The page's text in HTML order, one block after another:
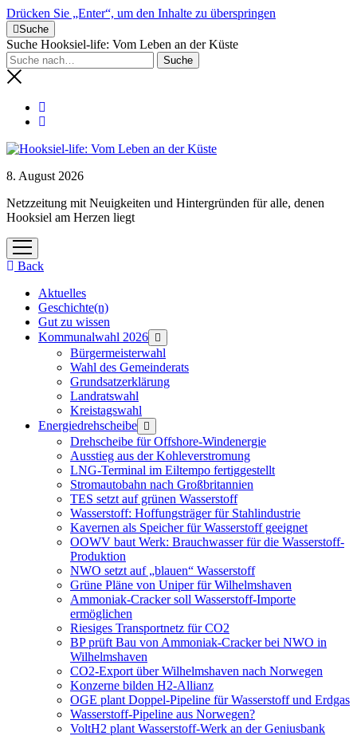
Drücken Sie „Enter“, um den Inhalte zu überspringen
Suche
Suche Hooksiel-life: Vom Leben an der Küste
8. August 2026
Netzzeitung mit Neuigkeiten und Hintergründen für alle, denen
Hooksiel am Herzen liegt
Menü
öffnen
Back
Aktuelles
Geschichte(n)
Gut zu wissen
Kommunalwahl 2026 Menü
öffnen
Bürgermeisterwahl
Wahl des Gemeinderats
Grundsatzerklärung
Landratswahl
Kreistagswahl
Energiedrehscheibe Menü
öffnen
Drehscheibe für Offshore-Windenergie
Ausstieg aus der Kohleverstromung
LNG-Terminal im Eiltempo fertiggestellt
Stromautobahn nach Großbritannien
TES setzt auf grünen Wasserstoff
Wasserstoff: Hoffungsträger für Stahlindustrie
Kavernen als Speicher für Wasserstoff geeignet
OOWV baut Werk: Brauchwasser für die Wasserstoff-
Produktion
NWO setzt auf „blauen“ Wasserstoff
Grüne Pläne von Uniper für Wilhelmshaven
Ammoniak-Cracker soll Wasserstoff-Importe
ermöglichen
Riesiges Transportnetz für CO2
BP prüft Bau von Ammoniak-Cracker bei NWO in
Wilhelmshaven
CO2-Export über Wilhelmshaven nach Norwegen
Konzerne bilden H2-Allianz
OGE plant Doppel-Pipeline für Wasserstoff und Erdgas
Wasserstoff-Pipeline aus Norwegen?
VoltH2 plant Wasserstoff-Werk an der Geniusbank